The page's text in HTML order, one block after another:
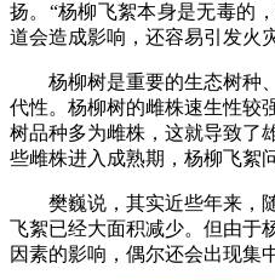
扬。“杨柳飞絮本身是无毒的
道会造成影响，还容易引发火
杨柳树是重要的生态树种
代性。杨柳树的雌株速生性较
树品种多为雌株，这就导致了
些雌株进入成熟期，杨柳飞絮
樊巍说，其实近些年来，随
飞絮已经大面积减少。但由于
因素的影响，偶尔还会出现集